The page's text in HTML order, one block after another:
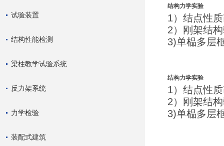
试验装置
结构性能检测
梁柱教学试验系统
反力架系统
力学检验
装配式建筑
结构力学实验
1）结点性
2）刚架结
3)单榀多层
结构力学实验
1）结点性
2）刚架结
3)单榀多层